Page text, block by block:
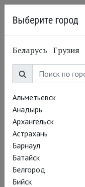
Выберите город
Беларусь Грузия
Альметьевск
Анадырь
Архангельск
Астрахань
Барнаул
Батайск
Белгород
Бийск